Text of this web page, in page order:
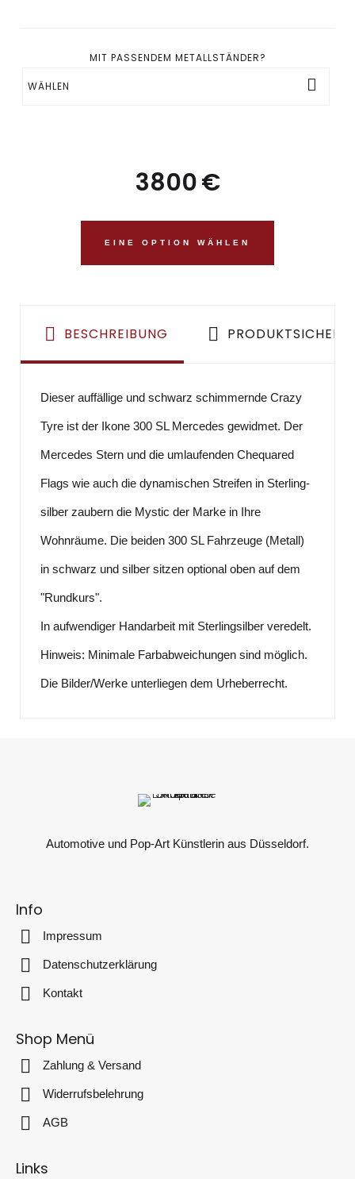
MIT PASSENDEM METALLSTÄNDER?
€
3800
EINE OPTION WÄHLEN
BESCHREIBUNG
Dieser auffällige und schwarz schimmernde Crazy
Tyre ist der Ikone 300 SL Mercedes gewidmet. Der
Mercedes Stern und die umlaufenden Chequared
Flags wie auch die dynamischen Streifen in Sterling-
silber zaubern die Mystic der Marke in Ihre
Wohnräume. Die beiden 300 SL Fahrzeuge (Metall)
in schwarz und silber sitzen optional oben auf dem
"Rundkurs".
In aufwendiger Handarbeit mit Sterlingsilber veredelt.
Hinweis: Minimale Farbabweichungen sind möglich.
Die Bilder/Werke unterliegen dem Urheberrecht.
Automotive und Pop-Art Künstlerin aus Düsseldorf.
Info
Impressum
Datenschutzerklärung
Kontakt
Shop Menü
Zahlung & Versand
Widerrufsbelehrung
AGB
Links